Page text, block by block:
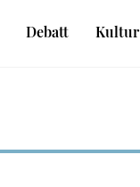
Debatt Kultur